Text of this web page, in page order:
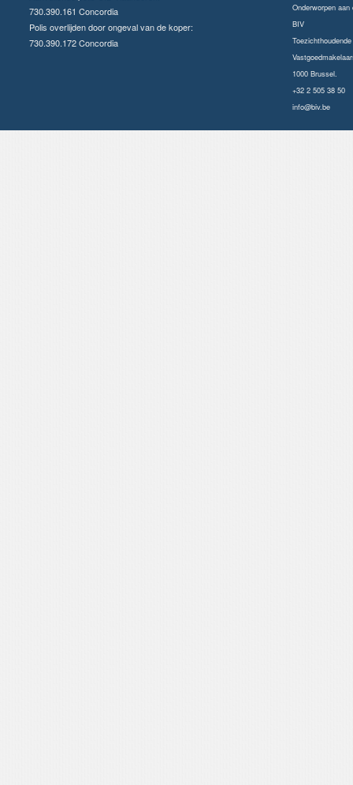
730.390.161 Concordia
Polis overlijden door ongeval van de koper:
730.390.172 Concordia
Onderworpen
BIV
1000 Brussel.
+32 2 505 38 50
info@biv.be